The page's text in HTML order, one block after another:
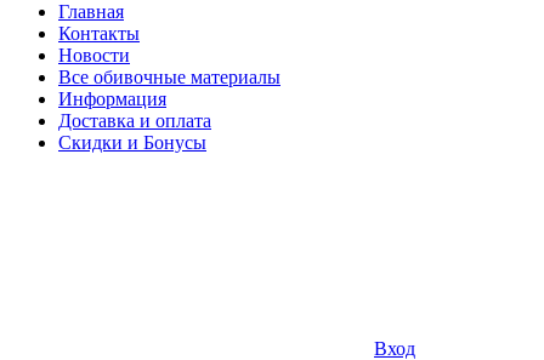
Главная
Контакты
Новости
Все обивочные материалы
Информация
Доставка и оплата
Скидки и Бонусы
Вход